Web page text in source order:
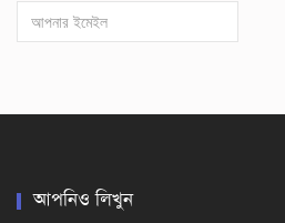
আপনিও লিখুন